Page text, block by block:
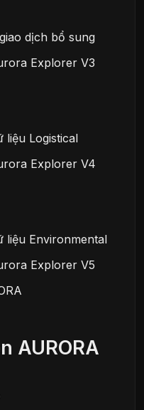
dịch bổ sung
Explorer V3
liệu Logistical
Explorer V4
liệu Environmental
Explorer V5
AURORA